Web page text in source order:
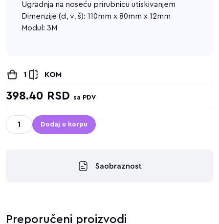
Ugradnja na noseću prirubnicu utiskivanjem
Dimenzije (d, v, š): 110mm x 80mm x 12mm
Modul: 3M
1 KOM
398.40 RSD sa PDV
Dodaj u korpu
Saobraznost
Preporučeni proizvodi